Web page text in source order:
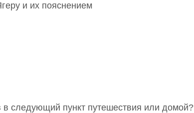
и их пояснением
в следующий пункт путешествия или домой?